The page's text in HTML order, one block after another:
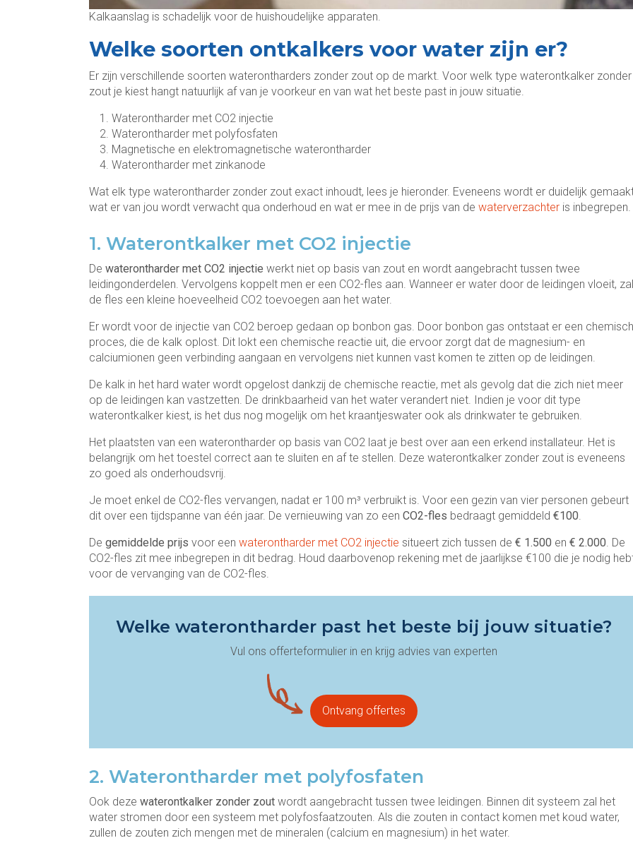
Kalkaanslag is schadelijk voor de huishoudelijke apparaten.
Welke soorten ontkalkers voor water zijn er?
Er zijn verschillende soorten waterontharders zonder zout op de markt. Voor welk type waterontkalker zonder
zout je kiest hangt natuurlijk af van je voorkeur en van wat het beste past in jouw situatie.
Waterontharder met CO2 injectie
Waterontharder met polyfosfaten
Magnetische en elektromagnetische waterontharder
Waterontharder met zinkanode
Wat elk type waterontharder zonder zout exact inhoudt, lees je hieronder. Eveneens wordt er duidelijk
wat er van jou wordt verwacht qua onderhoud en wat er mee in de prijs van de waterverzachter is inbegrepen.
1. Waterontkalker met CO2 injectie
De waterontharder met CO2 injectie werkt niet op basis van zout en wordt aangebracht tussen twee
leidingonderdelen. Vervolgens koppelt men er een CO2-fles aan. Wanneer er water door de leidingen vloeit, zal
de fles een kleine hoeveelheid CO2 toevoegen aan het water.
Er wordt voor de injectie van CO2 beroep gedaan op bonbon gas. Door bonbon gas ontstaat er een chemisch
proces, die de kalk oplost. Dit lokt een chemische reactie uit, die ervoor zorgt dat de magnesium- en
calciumionen geen verbinding aangaan en vervolgens niet kunnen vast komen te zitten op de leidingen.
De kalk in het hard water wordt opgelost dankzij de chemische reactie, met als gevolg dat die zich niet meer
op de leidingen kan vastzetten. De drinkbaarheid van het water verandert niet. Indien je voor dit type
waterontkalker kiest, is het dus nog mogelijk om het kraantjeswater ook als drinkwater te gebruiken.
Het plaatsten van een waterontharder op basis van CO2 laat je best over aan een erkend installateur. Het is
belangrijk om het toestel correct aan te sluiten en af te stellen. Deze waterontkalker zonder zout is eveneens
zo goed als onderhoudsvrij.
Je moet enkel de CO2-fles vervangen, nadat er 100 m³ verbruikt is. Voor een gezin van vier personen gebeurt
dit over een tijdspanne van één jaar. De vernieuwing van zo een CO2-fles bedraagt gemiddeld €100.
De gemiddelde prijs voor een waterontharder met CO2 injectie situeert zich tussen de € 1.500 en € 2.000. De
CO2-fles zit mee inbegrepen in dit bedrag. Houd daarbovenop rekening met de jaarlijkse €100 die je nodig
voor de vervanging van de CO2-fles.
Welke waterontharder past het beste bij jouw situatie?
Vul ons offerteformulier in en krijg advies van experten
Ontvang offertes
2. Waterontharder met polyfosfaten
Ook deze waterontkalker zonder zout wordt aangebracht tussen twee leidingen. Binnen dit systeem zal het
water stromen door een systeem met polyfosfaatzouten. Als die zouten in contact komen met koud water,
zullen de zouten zich mengen met de mineralen (calcium en magnesium) in het water.